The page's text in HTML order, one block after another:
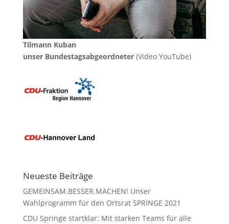
Tilmann Kuban
unser Bundestagsabgeordneter(Video YouTube)
Neueste Beiträge
GEMEINSAM.BESSER.MACHEN! Unser
Wahlprogramm für den Ortsrat SPRINGE 2021
CDU Springe startklar: Mit starken Teams für alle